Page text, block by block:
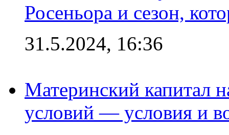
Росеньора и сезон,
31.5.2024, 16:36
Материнский капитал
условий — условия и